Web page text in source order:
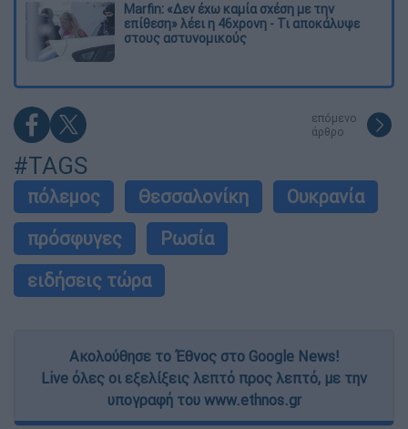
Marfin: «Δεν έχω καμία σχέση με την
επίθεση» λέει η 46χρονη - Τι αποκάλυψε
στους αστυνομικούς
επόμενο
άρθρο
#TAGS
πόλεμος Θεσσαλονίκη
Ουκρανία
πρόσφυγες
Ρωσία
ειδήσεις τώρα
Ακολούθησε το Έθνος στο Google News!
Live όλες οι εξελίξεις λεπτό προς λεπτό, με την
υπογραφή του www.ethnos.gr